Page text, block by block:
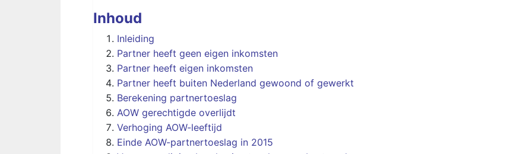
Inhoud
Inleiding
Partner heeft geen eigen inkomsten
Partner heeft eigen inkomsten
Partner heeft buiten Nederland gewoond of gewerkt
Berekening partnertoeslag
AOW gerechtigde overlijdt
Verhoging AOW-leeftijd
Einde AOW-partnertoeslag in 2015